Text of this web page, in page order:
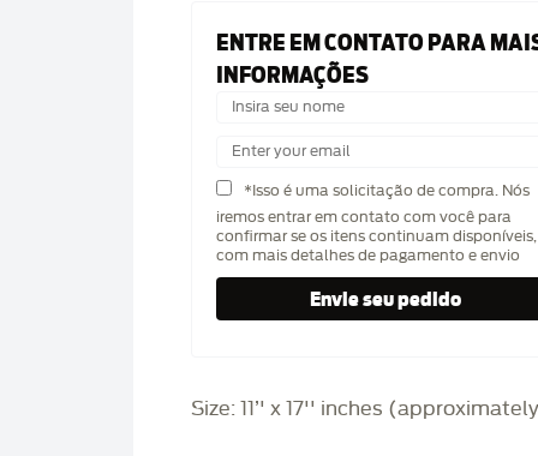
ENTRE EM CONTATO PARA
INFORMAÇÕES
*Isso é uma solicitação de compra. Nós
iremos entrar em contato com você para
confirmar se os itens continuam disponíveis,
com mais detalhes de pagamento e envio
Size: 11’' x 17'' inches